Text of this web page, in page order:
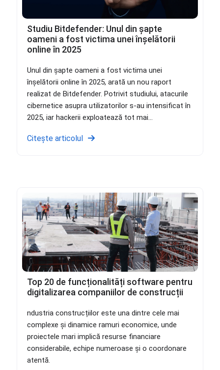
Studiu Bitdefender: Unul din șapte
oameni a fost victima unei înșelătorii
online în 2025
Unul din șapte oameni a fost victima unei
înșelătorii online în 2025, arată un nou raport
realizat de Bitdefender. Potrivit studiului, atacurile
cibernetice asupra utilizatorilor s-au intensificat în
2025, iar hackerii exploatează tot mai...
Citește articolul
Top 20 de funcționalități software pentru
digitalizarea companiilor de construcții
ndustria construcțiilor este una dintre cele mai
complexe și dinamice ramuri economice, unde
proiectele mari implică resurse financiare
considerabile, echipe numeroase și o coordonare
atentă.